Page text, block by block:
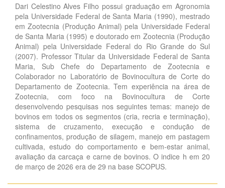
Dari Celestino Alves Filho possui graduação em Agronomia
pela Universidade Federal de Santa Maria (1990), mestrado
em Zootecnia (Produção Animal) pela Universidade Federal
de Santa Maria (1995) e doutorado em Zootecnia (Produção
Animal) pela Universidade Federal do Rio Grande do Sul
(2007). Professor Titular da Universidade Federal de Santa
Maria, Sub Chefe do Departamento de Zootecnia e
Colaborador no Laboratório de Bovinocultura de Corte do
Departamento de Zootecnia. Tem experiência na área de
Zootecnia, com foco na Bovinocultura de Corte
desenvolvendo pesquisas nos seguintes temas: manejo de
bovinos em todos os segmentos (cria, recria e terminação),
sistema de cruzamento, execução e condução de
confinamentos, produção de silagem, manejo em pastagem
cultivada, estudo do comportamento e bem-estar animal,
avaliação da carcaça e carne de bovinos. O indice h em 20
de março de 2026 era de 29 na base SCOPUS.